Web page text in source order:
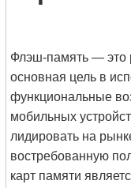
Флэш-память — это
основная цель в
функциональные
мобильных
лидировать на
востребованную
карт памяти